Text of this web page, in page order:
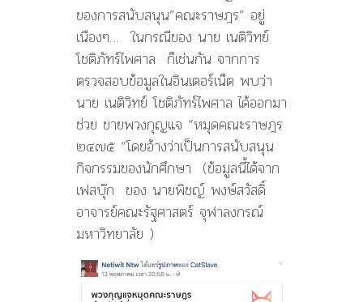
ของการสนับสนุน”คณะราษฎร” อยู่
เนืองๆ… ในกรณีของ นาย เนติวิทย์
โชติภัทร์ไพศาล ก็เช่นกัน จากการ
ตรวจสอบข้อมูลในอินเตอร์เน็ต พบว่า
นาย เนติวิทย์ โชติภัทร์ไพศาล ได้ออกมา
ช่วย ขายพวงกุญแจ “หมุดคณะราษฎร
๒๔๗๕ “โดยอ้างว่าเป็นการสนับสนุน
กิจกรรมของนักศึกษา (ข้อมูลนี้ได้จาก
เฟสบุ๊ก ของ นายพิชญ์ พงษ์สวัสดิ์
อาจารย์คณะรัฐศาสตร์ จุฬาลงกรณ์
มหาวิทยาลัย )